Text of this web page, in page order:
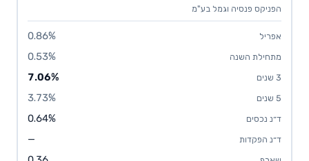
הפניקס פנסיה וגמל בע"מ
0.86%
0.53%
7.06%
3.73%
0.64%
—